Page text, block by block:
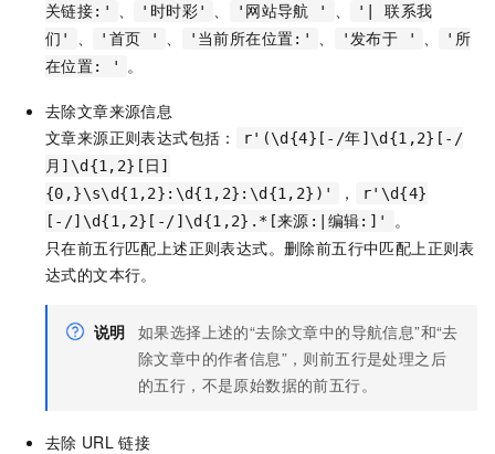
关链接:'
、 '时时彩' 、 '网站导航 ' 、
'| 联系我
们'
、 '首页 ' 、 '当前所在位置:' 、 '发布于 ' 、
'所
在位置: '
。
去除文章来源信息
文章来源正则表达式包括：
r'(\d{4}[-/年]\d{1,2}[-/
月]\d{1,2}[日]
{0,}\s\d{1,2}:\d{1,2}:\d{1,2})'
，
r'\d{4}
[-/]\d{1,2}[-/]\d{1,2}.*[来源:|编辑:]'
。
只在前五行匹配上述正则表达式。删除前五行中匹配上正则表
达式的文本行。
说明 如果选择上述的“去除文章中的导航信息”和“去
除文章中的作者信息”，则前五行是处理之后
的五行，不是原始数据的前五行。
去除 URL 链接